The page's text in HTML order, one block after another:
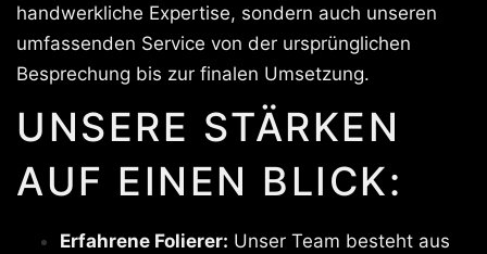
handwerkliche Expertise, sondern auch unseren
umfassenden Service von der ursprünglichen
Besprechung bis zur finalen Umsetzung.
UNSERE STÄRKEN
AUF EINEN BLICK:
Erfahrene Folierer: Unser Team besteht aus